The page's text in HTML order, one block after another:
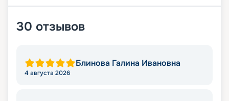
30 отзывов
Блинова Галина Ивановна
4 августа 2026